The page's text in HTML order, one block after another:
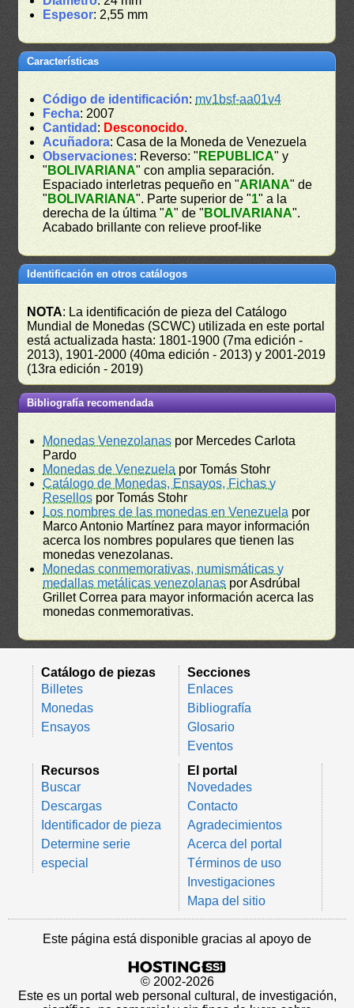
Espesor: 2,55 mm
Características
Código de identificación: mv1bsf-aa01v4
Fecha: 2007
Cantidad : Desconocido.
Acuñadora: Casa de la Moneda de Venezuela
Observaciones: Reverso: " REPUBLICA" y
" BOLIVARIANA" con amplia separación.
Espaciado interletras pequeño en "ARIANA" de
" BOLIVARIANA". Parte superior de "1" a la
derecha de la última "A" de " BOLIVARIANA".
Acabado brillante con relieve proof-like
Identificación en otros catálogos
NOTA: La identificación de pieza del Catálogo
Mundial de Monedas (SCWC) utilizada en este portal
está actualizada hasta: 1801-1900 (7ma edición -
2013), 1901-2000 (40ma edición - 2013) y 2001-2019
(13ra edición - 2019)
Bibliografía recomendada
Monedas Venezolanas por Mercedes Carlota
Pardo
Monedas de Venezuela por Tomás Stohr
Catálogo de Monedas, Ensayos, Fichas y
Resellos por Tomás Stohr
Los nombres de las monedas en Venezuela por
Marco Antonio Martínez para mayor información
acerca los nombres populares que tienen las
monedas venezolanas.
Monedas conmemorativas, numismáticas y
medallas metálicas venezolanas por Asdrúbal
Grillet Correa para mayor información acerca las
monedas conmemorativas.
Catálogo de piezas
Billetes
Monedas
Ensayos
Secciones
Enlaces
Bibliografía
Glosario
Eventos
Recursos
Buscar
Descargas
Identificador de pieza
Determine serie
especial
El portal
Novedades
Contacto
Agradecimientos
Acerca del portal
Términos de uso
Investigaciones
Mapa del sitio
Este página está disponible gracias al apoyo de
© 2002-2026
Este es un portal web personal cultural, de investigación,